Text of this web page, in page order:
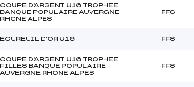
COUPE D'ARGENT U16 TROPHEE
BANQUE POPULAIRE AUVERGNE
RHONE ALPES
FFS
ECUREUIL D'OR U16 FFS
COUPE D'ARGENT U16 TROPHEE
FILLES BANQUE POPULAIRE
AUVERGNE RHONE ALPES
FFS